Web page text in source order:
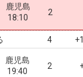
鹿児島
18:10
2
4
鹿児島
19:40
2